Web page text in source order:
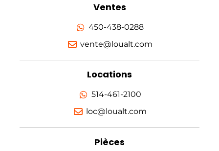
Ventes
450-438-0288
vente@loualt.com
Locations
514-461-2100
loc@loualt.com
Pièces